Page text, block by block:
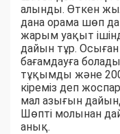
алынды. Өткен
дана орама шөп
жарым уақыт
дайын тұр.
бағамдауға
тұқымды және
кіреміз деп
мал азығын
Шөпті молынан
анық.